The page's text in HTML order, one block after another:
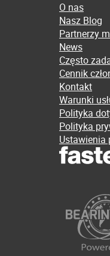
O nas
Nasz Blog
Partnerzy
News
Często
Cennik
Kontakt
Warunki
Polityka
Polityka
Ustawienia